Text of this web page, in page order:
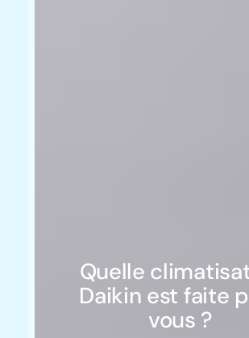
Quelle
Daikin est faite
vous ?